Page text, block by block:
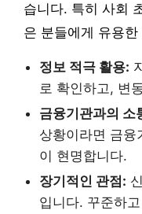
습니다. 특히 사회
은 분들에게 유용
정보 적극 활용:
로 확인하고, 변
금융기관과의 소
상황이라면 금융
이 현명합니다.
장기적인 관점:
입니다. 꾸준하